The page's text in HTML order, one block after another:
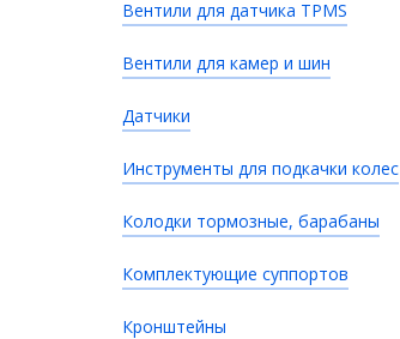
Вентили для датчика TPMS
Вентили для камер и шин
Датчики
Инструменты для подкачки колес
Колодки тормозные, барабаны
Комплектующие суппортов
Кронштейны